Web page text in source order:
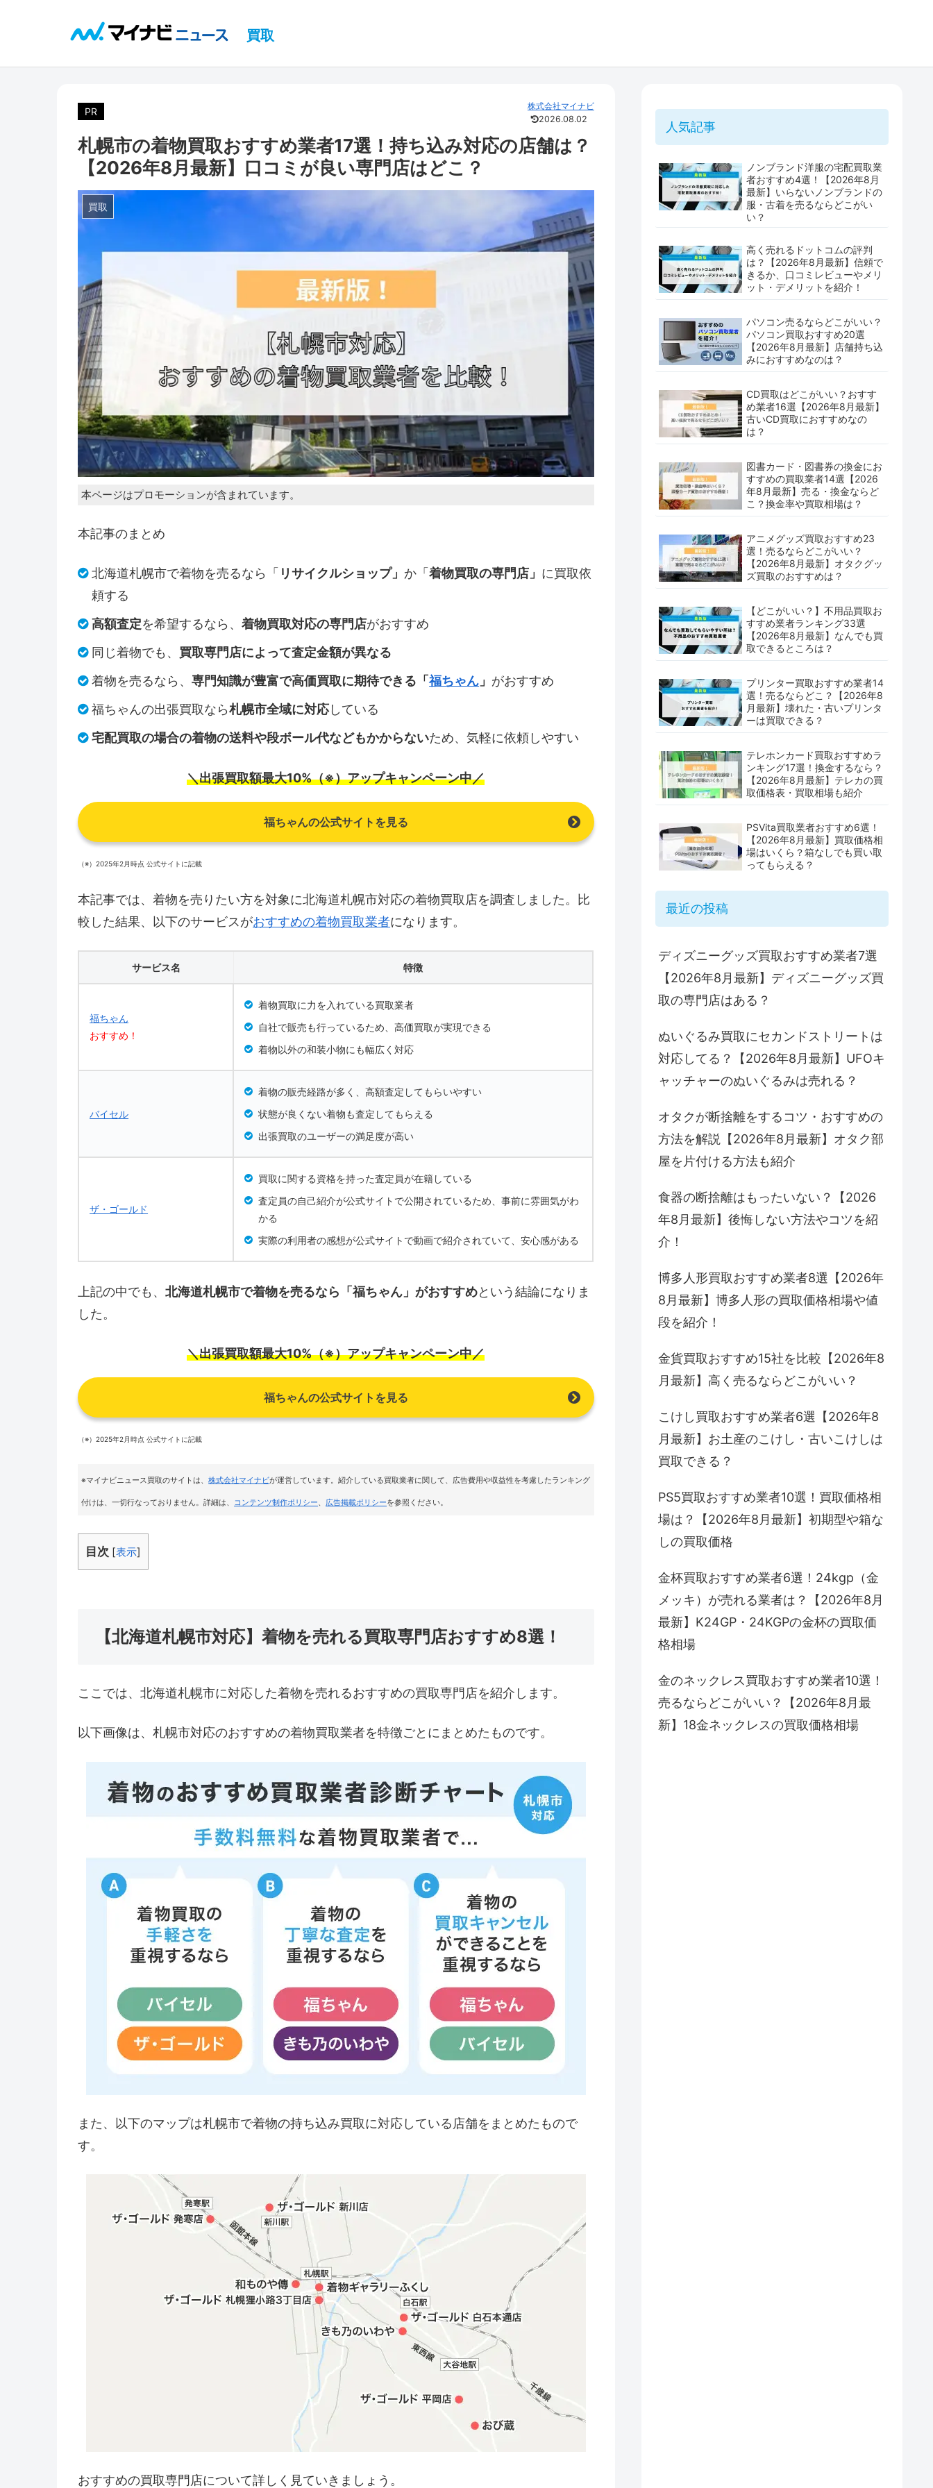
買取
PR
株式会社マイナビ
2026.08.02
札幌市の着物買取おすすめ業者17選！持ち込み対応の店舗は？
【2026年8月最新】口コミが良い専門店はどこ？
買取
本ページはプロモーションが含まれています。
本記事のまとめ
北海道札幌市で着物を売るなら「 リサイクルショップ」 か「着物買取の専門店」 に買取依
頼する
高額査定を希望するなら、着物買取対応の専門店がおすすめ
同じ着物でも、 買取専門店によって査定金額が異なる
着物を売るなら、専門知識が豊富で高価買取に期待できる「福ちゃん 」 がおすすめ
福ちゃんの出張買取なら札幌市全域に対応している
宅配買取の場合の着物の送料や段ボール代などもかからないため、気軽に依頼しやすい
＼出張買取額最大10%（※）アップキャンペーン中／
福ちゃんの公式サイトを見る
（※）2025年2月時点 公式サイトに記載
本記事では、着物を売りたい方を対象に北海道札幌市対応の着物買取店を調査しました。比
較した結果、以下のサービスがおすすめの着物買取業者になります。
サービス名 特徴
福ちゃん
おすすめ！
着物買取に力を入れている買取業者
自社で販売も行っているため、高価買取が実現できる
着物以外の和装小物にも幅広く対応
バイセル
着物の販売経路が多く、高額査定してもらいやすい
状態が良くない着物も査定してもらえる
出張買取のユーザーの満足度が高い
ザ・ゴールド
買取に関する資格を持った査定員が在籍している
査定員の自己紹介が公式サイトで公開されているため、事前に雰囲気がわ
かる
実際の利用者の感想が公式サイトで動画で紹介されていて、安心感がある
上記の中でも、北海道札幌市で着物を売るなら「福ちゃん」がおすすめという結論になりま
した。
＼出張買取額最大10%（※）アップキャンペーン中／
福ちゃんの公式サイトを見る
（※）2025年2月時点 公式サイトに記載
※マイナビニュース買取のサイトは、株式会社マイナビが運営しています。紹介している買取業者に関して、広告費用や収益性を考慮したランキング
付けは、一切行なっておりません。詳細は、 コンテンツ制作ポリシー、 広告掲載ポリシーを参照ください。
目次 [表示]
【北海道札幌市対応】着物を売れる買取専門店おすすめ8選！
ここでは、北海道札幌市に対応した着物を売れるおすすめの買取専門店を紹介します。
以下画像は、札幌市対応のおすすめの着物買取業者を特徴ごとにまとめたものです。
また、以下のマップは札幌市で着物の持ち込み買取に対応している店舗をまとめたもので
す。
おすすめの買取専門店について詳しく見ていきましょう。
人気記事
ノンブランド洋服の宅配買取業
者おすすめ4選！【2026年8月
最新】いらないノンブランドの
服・古着を売るならどこがい
い？
高く売れるドットコムの評判
は？【2026年8月最新】信頼で
きるか、口コミレビューやメリ
ット・デメリットを紹介！
パソコン売るならどこがいい？
パソコン買取おすすめ20選
【2026年8月最新】店舗持ち込
みにおすすめなのは？
CD買取はどこがいい？おすす
め業者16選【2026年8月最新】
古いCD買取におすすめなの
は？
図書カード・図書券の換金にお
すすめの買取業者14選【2026
年8月最新】売る・換金ならど
こ？換金率や買取相場は？
アニメグッズ買取おすすめ23
選！売るならどこがいい？
【2026年8月最新】オタクグッ
ズ買取のおすすめは？
【どこがいい？】不用品買取お
すすめ業者ランキング33選
【2026年8月最新】なんでも買
取できるところは？
プリンター買取おすすめ業者14
選！売るならどこ？【2026年8
月最新】壊れた・古いプリンタ
ーは買取できる？
テレホンカード買取おすすめラ
ンキング17選！換金するなら？
【2026年8月最新】テレカの買
取価格表・買取相場も紹介
PSVita買取業者おすすめ6選！
【2026年8月最新】買取価格相
場はいくら？箱なしでも買い取
ってもらえる？
最近の投稿
ディズニーグッズ買取おすすめ業者7選
【2026年8月最新】ディズニーグッズ買
取の専門店はある？
ぬいぐるみ買取にセカンドストリートは
対応してる？【2026年8月最新】UFOキ
ャッチャーのぬいぐるみは売れる？
オタクが断捨離をするコツ・おすすめの
方法を解説【2026年8月最新】オタク部
屋を片付ける方法も紹介
食器の断捨離はもったいない？【2026
年8月最新】後悔しない方法やコツを紹
介！
博多人形買取おすすめ業者8選【2026年
8月最新】博多人形の買取価格相場や値
段を紹介！
金貨買取おすすめ15社を比較【2026年8
月最新】高く売るならどこがいい？
こけし買取おすすめ業者6選【2026年8
月最新】お土産のこけし・古いこけしは
買取できる？
PS5買取おすすめ業者10選！買取価格相
場は？【2026年8月最新】初期型や箱な
しの買取価格
金杯買取おすすめ業者6選！24kgp（金
メッキ）が売れる業者は？【2026年8月
最新】K24GP・24KGPの金杯の買取価
格相場
金のネックレス買取おすすめ業者10選！
売るならどこがいい？【2026年8月最
新】18金ネックレスの買取価格相場